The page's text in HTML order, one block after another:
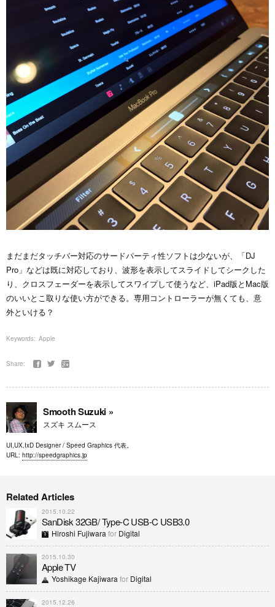
まだまだタッチバー対応のサードパーティ性ソフトは少ないが、「DJ
Pro」などは既に対応しており、波形を表示してスライドしてシークした
り、クロスフェーダーを表示してスワイプして使うなど、iPad版とMac版
のいいとこ取りな使い方ができる。専用コントローラーが無くても、意
外といける？
Keywords: Apple
Share:
Smooth Suzuki »
スズキ スムース
UI,UX,IxD Designer / Speed Graphics 代表。
URL: http://speedgraphics.jp
Related Articles
2015.10.22
SanDisk 32GB/ Type-C USB-C USB3.0
Hiroshi Fujiwara for Digital
2015.10.30
Apple TV
Yoshikage Kajiwara for Digital
2015.12.26